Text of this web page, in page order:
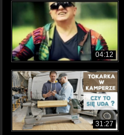
04:12
31:27